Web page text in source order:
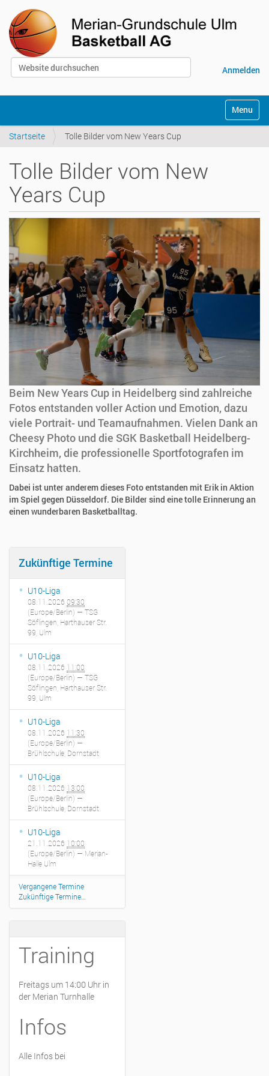
Website durchsuchen
Anmelden
k
Toggle
Startseite Tolle Bilder vom New Years Cup
Tolle Bilder vom New
Years Cup
Beim New Years Cup in Heidelberg sind zahlreiche
Fotos entstanden voller Action und Emotion, dazu
viele Portrait- und Teamaufnahmen. Vielen Dank an
Cheesy Photo und die SGK Basketball Heidelberg-
Kirchheim, die professionelle Sportfotografen im
Einsatz hatten.
Dabei ist unter anderem dieses Foto entstanden mit Erik in Aktion
im Spiel gegen Düsseldorf. Die Bilder sind eine tolle Erinnerung an
einen wunderbaren Basketballtag.
Zukünftige Termine
U10-Liga
08.11.2026 09:30
(Europe/Berlin) — TSG
Söflingen, Harthauser Str.
99, Ulm
U10-Liga
08.11.2026 11:00
(Europe/Berlin) — TSG
Söflingen, Harthauser Str.
99, Ulm
U10-Liga
08.11.2026 11:30
(Europe/Berlin) —
Brühlschule, Dornstadt
U10-Liga
08.11.2026 13:00
(Europe/Berlin) —
Brühlschule, Dornstadt
U10-Liga
21.11.2026 10:00
(Europe/Berlin) — Merian-
Halle Ulm
Vergangene Termine
Zukünftige Termine…
Training
Freitags um 14:00 Uhr in
der Merian Turnhalle
Infos
Alle Infos bei